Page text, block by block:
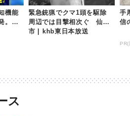
機能
。感
緊急銃猟でクマ1頭を駆除
周辺では目撃相次ぐ 仙台
市 | khb東日本放送
手
信
PR(
ス